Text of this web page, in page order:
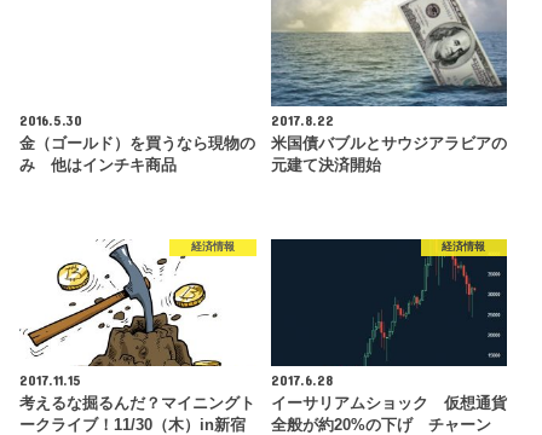
2016.5.30
金（ゴールド）を買うなら現物の
み 他はインチキ商品
2017.8.22
米国債バブルとサウジアラビアの
元建て決済開始
経済情報
2017.11.15
考えるな掘るんだ？マイニングト
ークライブ！11/30（木）in新宿
経済情報
2017.6.28
イーサリアムショック 仮想通貨
全般が約20%の下げ チャーン